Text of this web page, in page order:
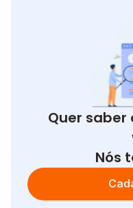
Quer saber
Nós